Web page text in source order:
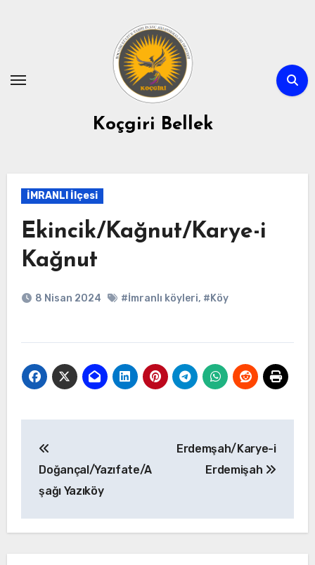
Koçgiri Bellek
İMRANLI İlçesi
Ekincik/Kağnut/Karye-i
Kağnut
8 Nisan 2024 #İmranlı köyleri, #Köy
gezinmesi
Doğançal/Yazıfate/A
şağı Yazıköy
Erdemşah/Karye-i
Erdemişah